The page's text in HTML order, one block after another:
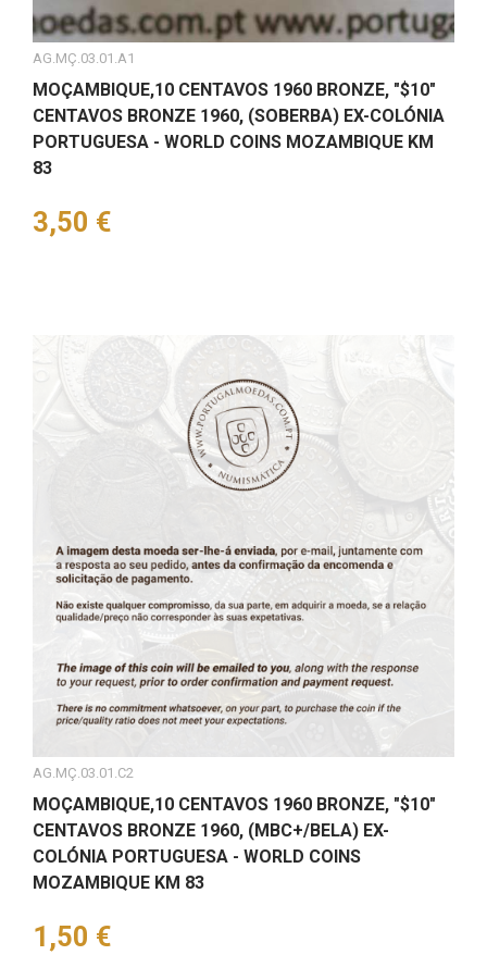
AG.MÇ.03.01.A1
MOÇAMBIQUE,10 CENTAVOS 1960 BRONZE, "$10"
CENTAVOS BRONZE 1960, (SOBERBA) EX-COLÓNIA
PORTUGUESA - WORLD COINS MOZAMBIQUE KM
83
Preço
3,50 €
AG.MÇ.03.01.C2
MOÇAMBIQUE,10 CENTAVOS 1960 BRONZE, "$10"
CENTAVOS BRONZE 1960, (MBC+/BELA) EX-
COLÓNIA PORTUGUESA - WORLD COINS
MOZAMBIQUE KM 83
Preço
1,50 €